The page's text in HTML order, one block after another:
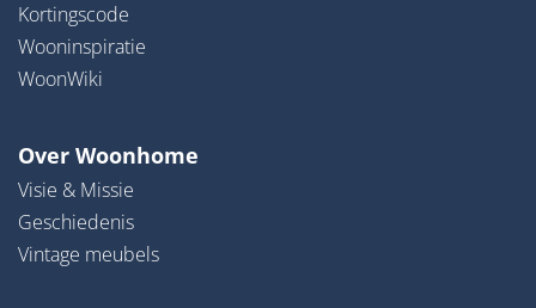
Kortingscode
Wooninspiratie
WoonWiki
Over Woonhome
Visie & Missie
Geschiedenis
Vintage meubels